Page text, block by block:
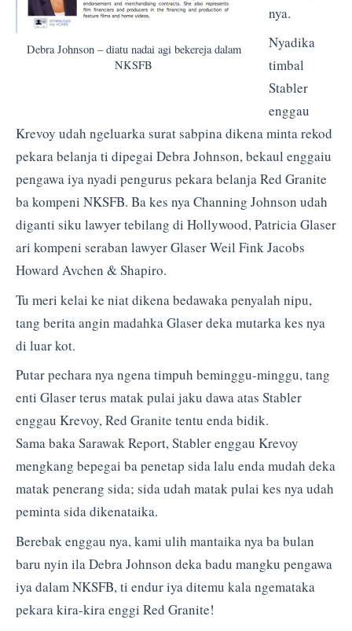
Debra Johnson – diatu nadai agi bekereja dalam
NKSFB
nya.
Nyadika
timbal
Stabler
enggau
Krevoy udah ngeluarka surat sabpina dikena minta rekod
pekara belanja ti dipegai Debra Johnson, bekaul enggaiu
pengawa iya nyadi pengurus pekara belanja Red Granite
ba kompeni NKSFB. Ba kes nya Channing Johnson udah
diganti siku lawyer tebilang di Hollywood, Patricia Glaser
ari kompeni seraban lawyer Glaser Weil Fink Jacobs
Howard Avchen & Shapiro.
Tu meri kelai ke niat dikena bedawaka penyalah nipu,
tang berita angin madahka Glaser deka mutarka kes nya
di luar kot.
Putar pechara nya ngena timpuh beminggu-minggu, tang
enti Glaser terus matak pulai jaku dawa atas Stabler
enggau Krevoy, Red Granite tentu enda bidik.
Sama baka Sarawak Report, Stabler enggau Krevoy
mengkang bepegai ba penetap sida lalu enda mudah deka
matak penerang sida; sida udah matak pulai kes nya udah
peminta sida dikenataika.
Berebak enggau nya, kami ulih mantaika nya ba bulan
baru nyin ila Debra Johnson deka badu mangku pengawa
iya dalam NKSFB, ti endur iya ditemu kala ngemataka
pekara kira-kira enggi Red Granite!